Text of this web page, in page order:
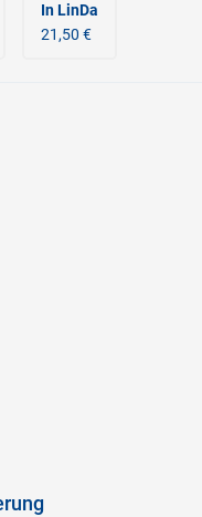
In LinDa
21,50 €